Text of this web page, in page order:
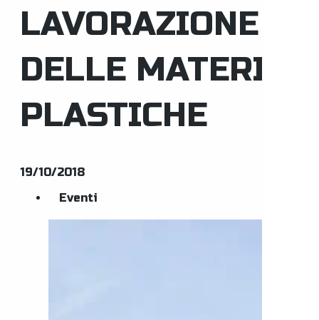
LAVORAZIONE
DELLE MATERIE
PLASTICHE
19/10/2018
Eventi